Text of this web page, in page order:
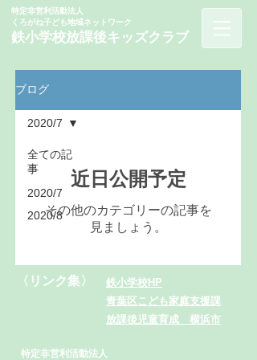
特定非営利活動法人
くろがね子ども地域ネットワーク
鉄小学校​放課後キッズクラ ブ
ブログ
全ての記
事
2020/7
2020/8
2020/7
近日公開予定
その他のカテゴリーの記事を
見ましょう。
〈リンク集〉
鉄小学校HP
青葉区こども家庭支援課
放課後児童育成 横浜市
特定非営利活動法人